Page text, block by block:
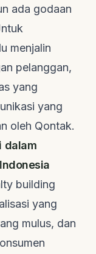
ada godaan
menjalin
pelanggan,
yang
yang
oleh Qontak.
dalam
building
yang
mulus, dan